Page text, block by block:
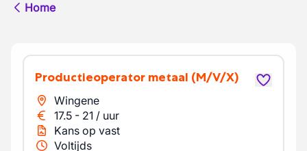
Home
Productieoperator metaal (M/V/X)
Wingene
17.5 - 21 / uur
Kans op vast
Voltijds